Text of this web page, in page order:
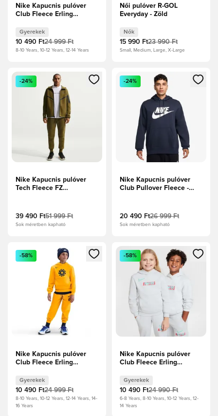
Nike Kapucnis pulóver
Club Fleece Erling
Éjfélkék/Bíborvörös
Gyerek
Gyerekek
10 490 Ft24 999 Ft
8-10 Years, 10-12 Years, 12-14 Years
Női pulóver R-GOL
Everyday - Zöld
Nők
15 990 Ft23 990 Ft
Small, Medium, Large, X-Large
Megnyit egy modált a bejelentkezéshez vagy a tagként való
-24%
Nike Kapucnis pulóver
Tech Fleece FZ
39 490 Ft51 999 Ft
Sok méretben kapható
Megnyit egy modált a
-24%
Nike Kapucnis pulóver
Club Pullover Fleece -
20 490 Ft26 999 Ft
Sok méretben kapható
Megnyit egy modált a bejelentkezéshez vagy a tagként
-58%
Nike Kapucnis pulóver
Club Fleece Erling
arany/Éjfélkék Gyerek
Gyerekek
10 490 Ft24 999 Ft
8-10 Years, 10-12 Years, 12-14 Years, 14-
16 Years
Megnyit egy modált a
-58%
Nike Kapucnis pulóver
Club Fleece Erling
- Photon Dust/Dynamic
Turq Gyerek
Gyerekek
10 490 Ft24 990 Ft
6-8 Years, 8-10 Years, 10-12 Years, 12-
14 Years